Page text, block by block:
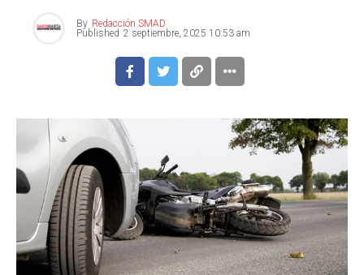
By Redacción SMAD
Published 2 septiembre, 2025 10:53 am